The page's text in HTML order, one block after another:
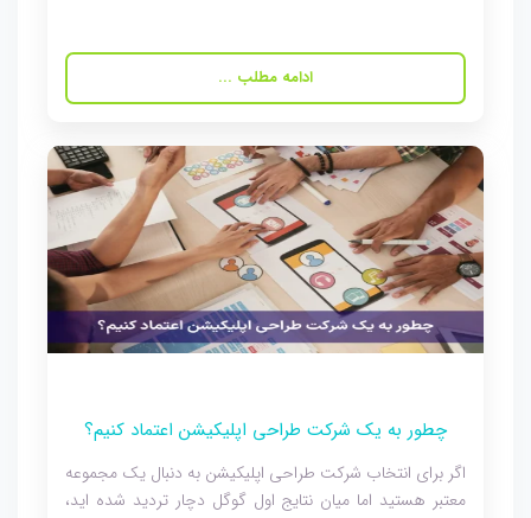
ادامه مطلب ...
چطور به یک شرکت طراحی اپلیکیشن اعتماد کنیم؟
اگر برای انتخاب شرکت طراحی اپلیکیشن به دنبال یک مجموعه
معتبر هستید اما میان نتایج اول گوگل دچار تردید شده اید،